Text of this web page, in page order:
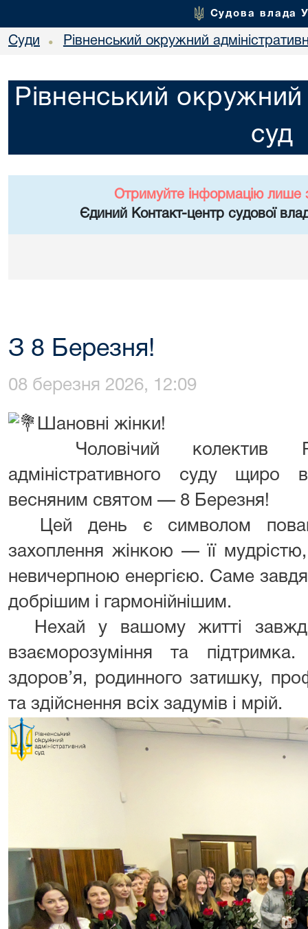
Судова влада
Суди • Рівненський окружний
Рівненський окружний
суд
Отримуйте інформацію лише
Єдиний Контакт-центр судової
З 8 Березня!
08 березня 2026, 12:09
Шановні жінки!
Чоловічий колектив
адміністративного суду щиро
весняним святом — 8 Березня!
Цей день є символом
захоплення жінкою — її
невичерпною енергією. Саме
добрішим і гармонійнішим.
Нехай у вашому житті
взаєморозуміння та
здоров’я, родинного затишку,
та здійснення всіх задумів і мрій.